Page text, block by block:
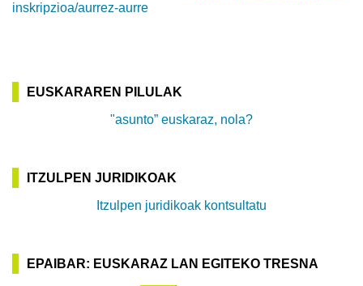
inskripzioa/aurrez-aurre
EUSKARAREN PILULAK
"asunto” euskaraz, nola?
ITZULPEN JURIDIKOAK
Itzulpen juridikoak kontsultatu
EPAIBAR: EUSKARAZ LAN EGITEKO TRESNA